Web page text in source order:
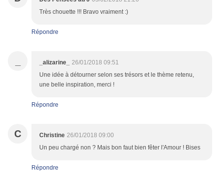
Très chouette !!! Bravo vraiment :)
Répondre
_alizarine_
26/01/2018 09:51
Une idée à détourner selon ses trésors et le thème retenu,
une belle inspiration, merci !
Répondre
C Christine 26/01/2018 09:00
Un peu chargé non ? Mais bon faut bien fêter l'Amour ! Bises
Répondre